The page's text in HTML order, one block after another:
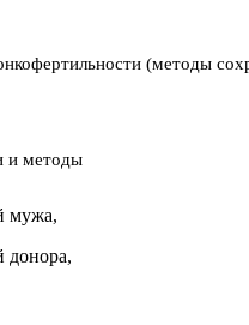
(методы
и методы
мужа,
донора,